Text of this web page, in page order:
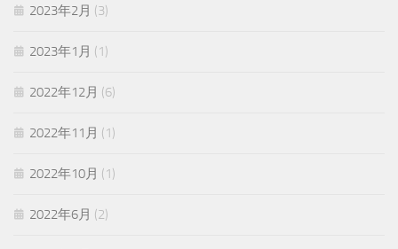
2023年2月 (3)
2023年1月 (1)
2022年12月 (6)
2022年11月 (1)
2022年10月 (1)
2022年6月 (2)